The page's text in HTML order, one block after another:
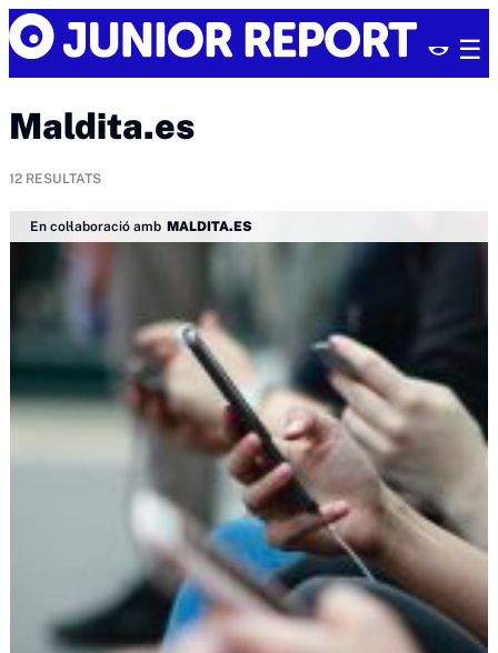
Skip
to
content
Junior
Report
Maldita.es
12 RESULTATS
En col·laboració amb MALDITA.ES